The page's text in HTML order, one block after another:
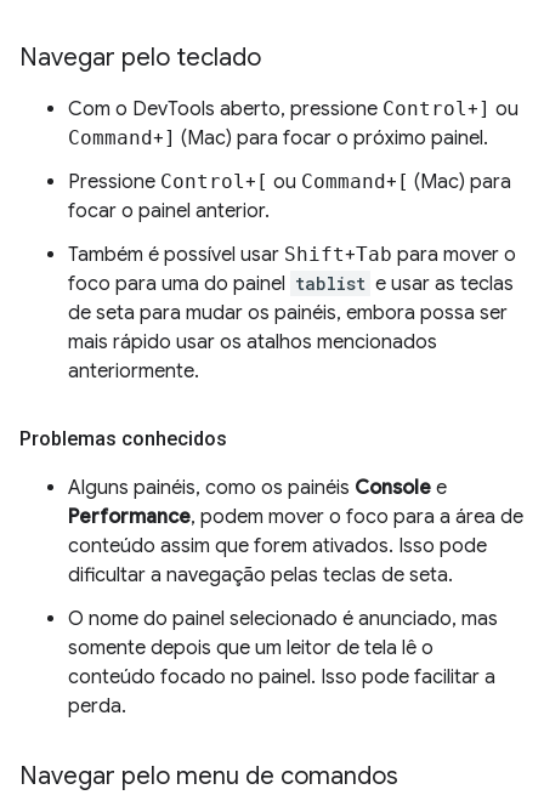
Navegar pelo teclado
Com o DevTools aberto, pressione Control+] ou
Command+] (Mac) para focar o próximo painel.
Pressione Control+ [ ou Command+ [ (Mac) para
focar o painel anterior.
Também é possível usar Shift+Tab para mover o
foco para uma do painel tablist e usar as teclas
de seta para mudar os painéis, embora possa ser
mais rápido usar os atalhos mencionados
anteriormente.
Problemas conhecidos
Alguns painéis, como os painéis Console e
Performance, podem mover o foco para a área de
conteúdo assim que forem ativados. Isso pode
dificultar a navegação pelas teclas de seta.
O nome do painel selecionado é anunciado, mas
somente depois que um leitor de tela lê o
conteúdo focado no painel. Isso pode facilitar a
perda.
Navegar pelo menu de comandos